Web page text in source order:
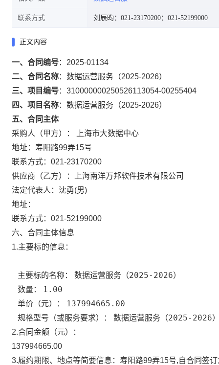
联系方式 刘辰昀：021-23170200：021-52199000
正文内容
一、合同编号： 2025-01134
二、合同名称： 数据运营服务（2025-2026）
三、项目编号： 310000000250526113054-00255404
四、项目名称： 数据运营服务（2025-2026）
五、合同主体
采购人（甲方）： 上海市大数据中心
地址： 寿阳路99弄15号
联系方式： 021-23170200
供应商（乙方）：
上海南洋万邦软件技术有限公司
法定代表人： 沈勇(男)
地址：
联系方式： 021-52199000
六、合同主体信息
1.主要标的信息：
主要标的名称： 数据运营服务（2025-2026）
数量： 1.00
单价（元）： 137994665.00
规格型号（或服务要求）： 数据运营服务（2025-2026
2.合同金额（元）：
137994665.00
3.履约期限、地点等简要信息： 寿阳路99弄15号,自合同签